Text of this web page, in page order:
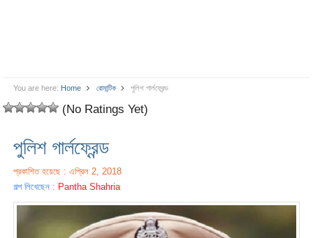
You are here: Home রোমান্টিক পুলিশ গার্লফ্রেন্ড
(No Ratings Yet)
পুলিশ গার্লফ্রেন্ড
প্রকাশিত হয়েছে : এপ্রিল 2, 2018
গল্প লিখেছেন : Pantha Shahria